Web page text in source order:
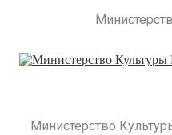
Министерство